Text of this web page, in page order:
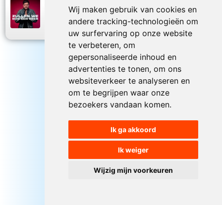
Wij maken gebruik van cookies en
andere tracking-technologieën om
uw surfervaring op onze website
te verbeteren, om
gepersonaliseerde inhoud en
advertenties te tonen, om ons
websiteverkeer te analyseren en
om te begrijpen waar onze
bezoekers vandaan komen.
Ik ga akkoord
Ik weiger
Wijzig mijn voorkeuren
Simon Keizer
Zullen we nog een keer